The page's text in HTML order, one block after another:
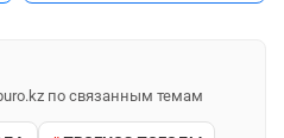
по связанным темам